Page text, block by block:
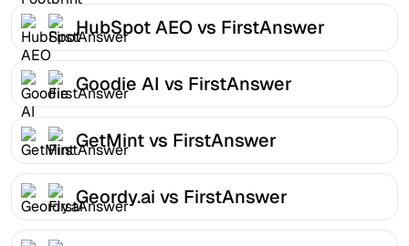
HubSpot AEO vs FirstAnswer
Goodie AI vs FirstAnswer
GetMint vs FirstAnswer
Geordy.ai vs FirstAnswer